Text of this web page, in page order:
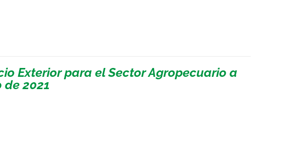
Exterior para el Sector Agropecuario a
de 2021